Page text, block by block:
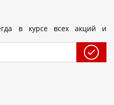
в курсе всех акций и